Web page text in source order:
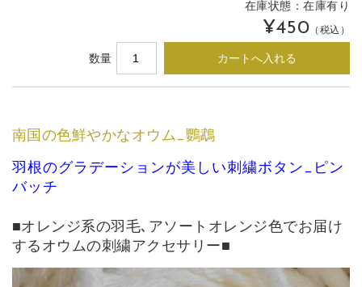
在庫状態：在庫有り
¥450 （税込）
数量
南国の色鮮やかなオウム_鸚鵡
羽根のグラデーションが美しい刺繍ボタン_ピン
バッチ
■オレンジ系の羽毛､アソートオレンジ色でお届け
するオウムの刺繍アクセサリー■